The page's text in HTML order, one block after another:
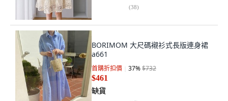
(38)
BORIMOM 大尺碼襯衫式長版連身裙
a661
首購折扣價 37%$732
$461
缺貨